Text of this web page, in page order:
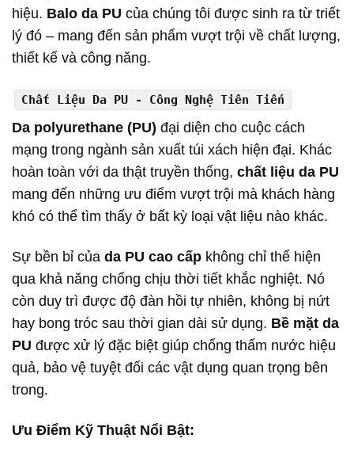
hiệu. Balo da PU của chúng tôi được sinh ra từ triết
lý đó – mang đến sản phẩm vượt trội về chất lượng,
thiết kế và công năng.
Chất Liệu Da PU - Công Nghệ Tiên Tiến
Da polyurethane (PU) đại diện cho cuộc cách
mạng trong ngành sản xuất túi xách hiện đại. Khác
hoàn toàn với da thật truyền thống, chất liệu da PU
mang đến những ưu điểm vượt trội mà khách hàng
khó có thể tìm thấy ở bất kỳ loại vật liệu nào khác.
Sự bền bỉ của da PU cao cấp không chỉ thể hiện
qua khả năng chống chịu thời tiết khắc nghiệt. Nó
còn duy trì được độ đàn hồi tự nhiên, không bị nứt
hay bong tróc sau thời gian dài sử dụng. Bề mặt da
PU được xử lý đặc biệt giúp chống thấm nước hiệu
quả, bảo vệ tuyệt đối các vật dụng quan trọng bên
trong.
Ưu Điểm Kỹ Thuật Nổi Bật: